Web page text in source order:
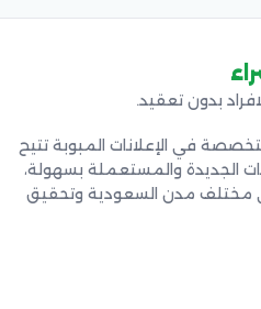
بدون تعقيد.
في الإعلانات المبوبة تتيح
الجديدة والمستعملة بسهولة،
مدن السعودية وتحقيق